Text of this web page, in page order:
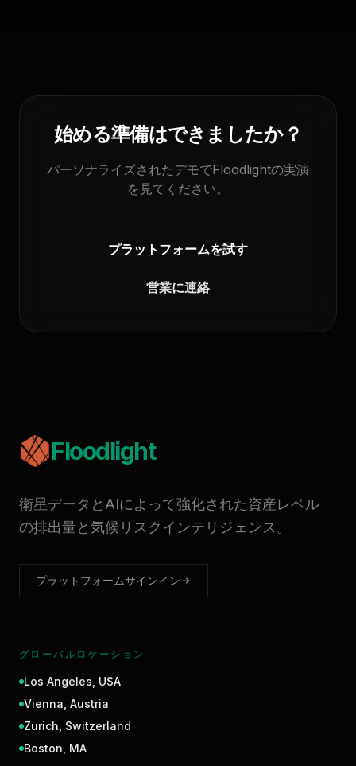
始める準備はできましたか？
パーソナライズされたデモでFloodlightの実演
を見てください。
プラットフォームを試す
営業に連絡
Floodlight
衛星データとAIによって強化された資産レベル
の排出量と気候リスクインテリジェンス。
プラットフォームサインイン
グローバルロケーション
Los Angeles USA
Vienna Austria
Zurich Switzerland
Boston MA